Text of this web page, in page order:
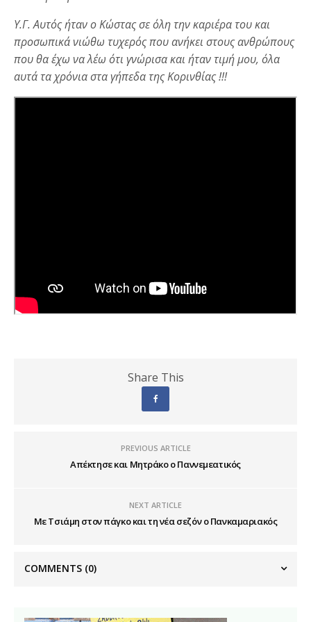
Υ.Γ. Αυτός ήταν ο Κώστας σε όλη την καριέρα του και
προσωπικά νιώθω τυχερός που ανήκει στους ανθρώπους
που θα έχω να λέω ότι γνώρισα και ήταν τιμή μου, όλα
αυτά τα χρόνια στα γήπεδα της Κορινθίας !!!
Share This
PREVIOUS ARTICLE
Απέκτησε και Μητράκο ο Παννεμεατικός
NEXT ARTICLE
Με Τσιάμη στον πάγκο και τη νέα σεζόν ο Πανκαμαριακός
COMMENTS (0)